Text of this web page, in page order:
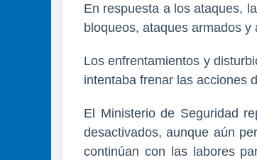
En respuesta a los ataques,
bloqueos, ataques armados
Los enfrentamientos y
intentaba frenar las acciones
El Ministerio de Seguridad
desactivados, aunque aún
continúan con las labores